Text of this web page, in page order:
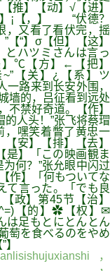
推】【动】√【进】
¡【，】 “伏德？
，又看了看伏完，摇
【“】σ【但】【这】
ハツミさんは言っ
】℃【方】←【把】
【关】¿【系】ツ
路来到长安外围，
墙的，吕征看到远处
不禁好奇道。【作】
人头！”张飞将蔡瑁
，嘿笑着瞥了黄忠一
安】【排】【去】
是】「この映画観ま
何？”张允眼中闪过
作】「何もついてな
て言った。「でも良
政】第45节【治】
【的】✿【权】✉
は足もとにとんとん
萄を食べるのをやめ
，
，